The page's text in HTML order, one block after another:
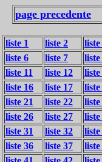
page precedente
liste 1 liste 2
liste
liste 6
liste 7
liste
liste 11
liste 12
liste
liste 16
liste 17
liste
liste 21
liste 22
liste
liste 26
liste 27
liste
liste 31
liste 32
liste
liste 36
liste 37
liste